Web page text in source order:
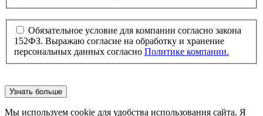
Обязательное условие для компании согласно закона
152ФЗ. Выражаю согласие на обработку и хранение
персональных данных согласно Политике компании.
Узнать больше
Мы используем cookie для удобства использования сайта. Я